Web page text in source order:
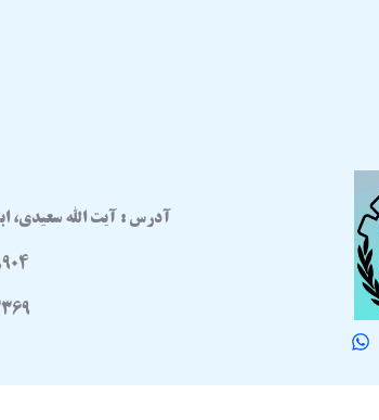
آدرس : آیت الله سعیدی،